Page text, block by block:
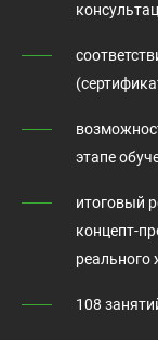
этапе
итоговый
концепт-
реального
108